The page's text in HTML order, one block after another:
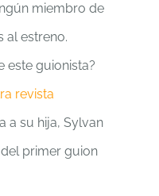
miembro de
al estreno.
este guionista?
revista
a su hija, Sylvan
primer guion